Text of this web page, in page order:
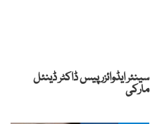
سینئر ایڈوائزر پیس ڈاکٹر ڈینئل
مارکی